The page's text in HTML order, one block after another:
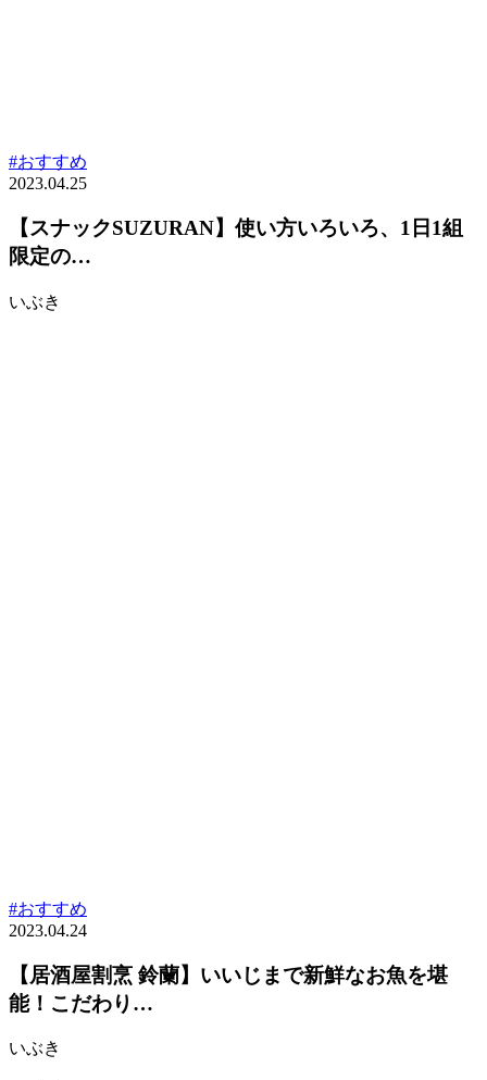
#おすすめ
2023.04.25
【スナックSUZURAN】使い方いろいろ、1日1組
限定の…
いぶき
#おすすめ
2023.04.24
【居酒屋割烹 鈴蘭】いいじまで新鮮なお魚を堪
能！こだわり…
いぶき